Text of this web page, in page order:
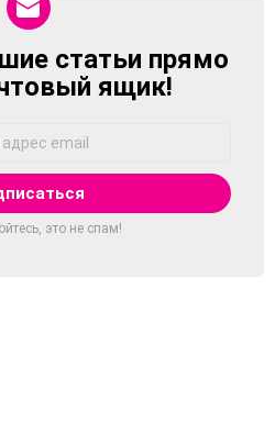
статьи прямо
ящик!
это не спам!